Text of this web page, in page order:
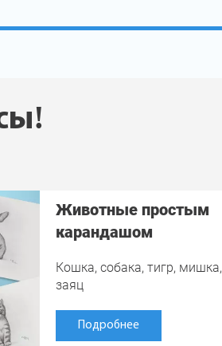
Животные простым
карандашом
Кошка, собака, тигр, мишка,
заяц
Подробнее